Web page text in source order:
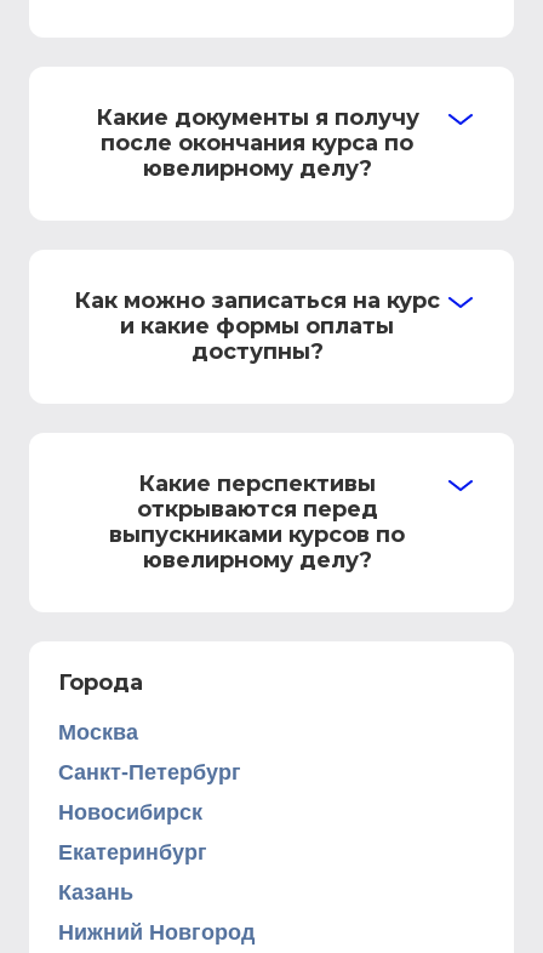
Какие документы я получу
после окончания курса по
ювелирному делу?
Как можно записаться на курс
и какие формы оплаты
доступны?
Какие перспективы
открываются перед
выпускниками курсов по
ювелирному делу?
Города
Москва
Санкт-Петербург
Новосибирск
Екатеринбург
Казань
Нижний Новгород